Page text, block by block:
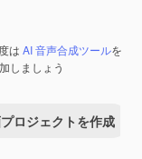
は AI 音声合成ツールを
しましょう
ロジェクトを作成